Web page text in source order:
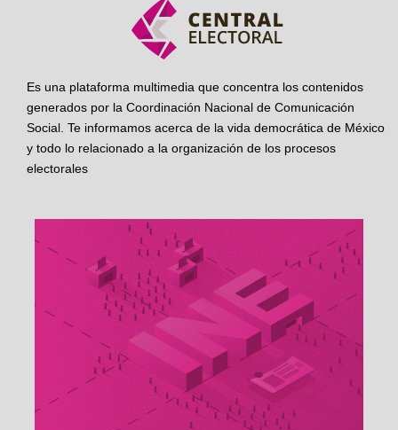
Es una plataforma multimedia que concentra los contenidos
generados por la Coordinación Nacional de Comunicación
Social. Te informamos acerca de la vida democrática de México
y todo lo relacionado a la organización de los procesos
electorales